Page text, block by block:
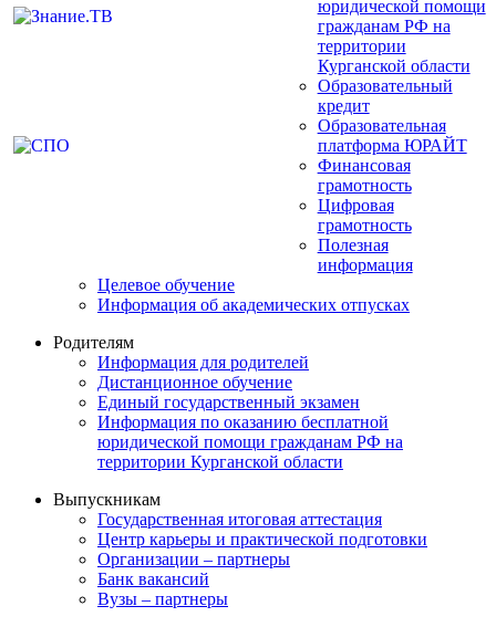
юридической помощи
гражданам РФ на
территории
Курганской области
Образовательный
кредит
Образовательная
платформа ЮРАЙТ
Финансовая
грамотность
Цифровая
грамотность
Полезная
информация
Целевое обучение
Информация об академических отпусках
Родителям
Информация для родителей
Дистанционное обучение
Единый государственный экзамен
Информация по оказанию бесплатной
юридической помощи гражданам РФ на
территории Курганской области
Выпускникам
Государственная итоговая аттестация
Центр карьеры и практической подготовки
Организации – партнеры
Банк вакансий
Вузы – партнеры